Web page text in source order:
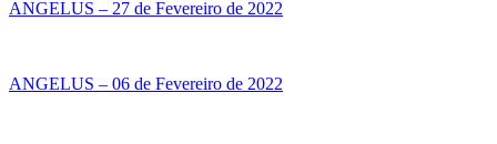
ANGELUS – 27 de Fevereiro de 2022
ANGELUS – 06 de Fevereiro de 2022